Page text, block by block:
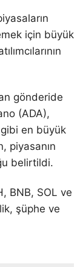
için büyük
gönderide
(ADA),
en büyük
piyasanın
belirtildi.
BNB, SOL ve
şüphe ve